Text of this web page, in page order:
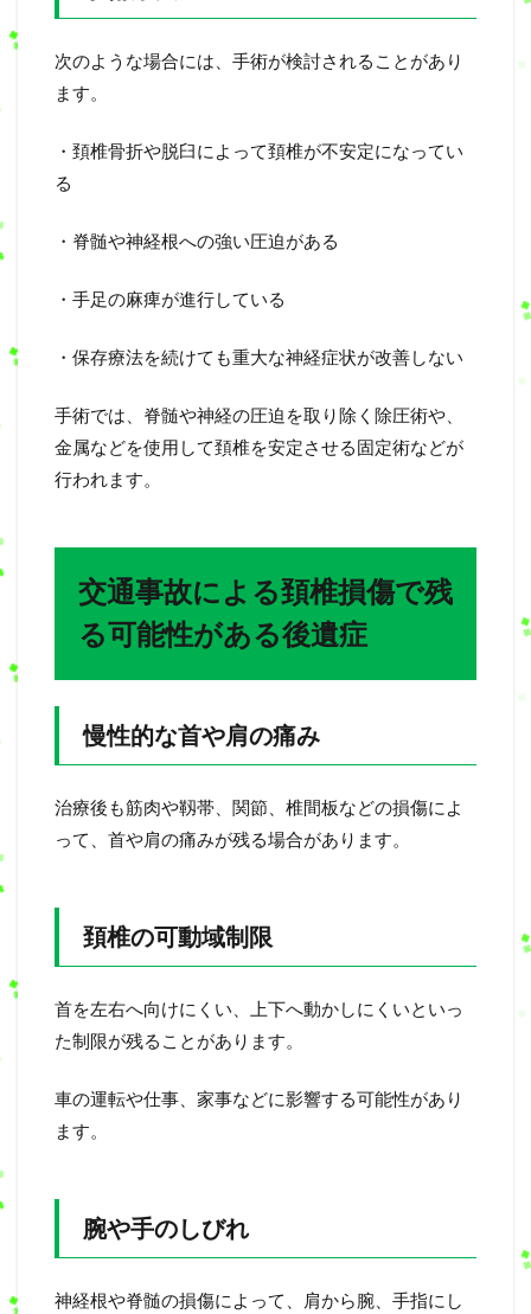
次のような場合には、手術が検討されることがあり
ます。
・頚椎骨折や脱臼によって頚椎が不安定になってい
る
・脊髄や神経根への強い圧迫がある
・手足の麻痺が進行している
・保存療法を続けても重大な神経症状が改善しない
手術では、脊髄や神経の圧迫を取り除く除圧術や、
金属などを使用して頚椎を安定させる固定術などが
行われます。
交通事故による頚椎損傷で残
る可能性がある後遺症
慢性的な首や肩の痛み
治療後も筋肉や靱帯、関節、椎間板などの損傷によ
って、首や肩の痛みが残る場合があります。
頚椎の可動域制限
首を左右へ向けにくい、上下へ動かしにくいといっ
た制限が残ることがあります。
車の運転や仕事、家事などに影響する可能性があり
ます。
腕や手のしびれ
神経根や脊髄の損傷によって、肩から腕、手指にし